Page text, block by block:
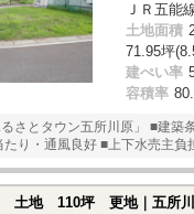
ＪＲ五能
土地面積
71.95坪
建ぺい率
容積率
さとタウン五所川原」 ■建築
たり・通風良好 ■上下水売主負
土地 110坪 更地｜五所川